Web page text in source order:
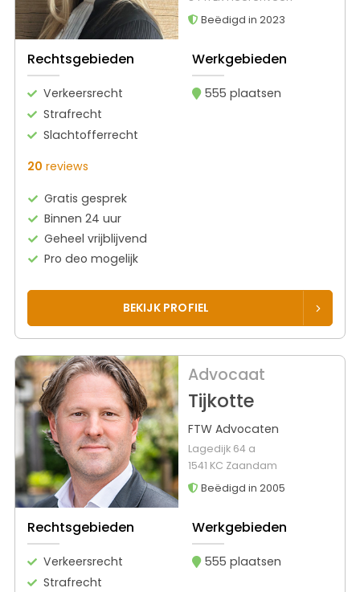
Beëdigd in 2023
Rechtsgebieden
Verkeersrecht
Strafrecht
Slachtofferrecht
Werkgebieden
555 plaatsen
20 reviews
Gratis gesprek
Binnen 24 uur
Geheel vrijblijvend
Pro deo mogelijk
BEKIJK PROFIEL
Advocaat
Tijkotte
FTW Advocaten
Lagedijk 64 a
1541 KC Zaandam
Beëdigd in 2005
Rechtsgebieden
Verkeersrecht
Strafrecht
Werkgebieden
555 plaatsen